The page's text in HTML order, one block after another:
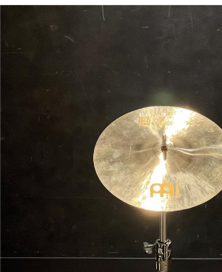
ウ
キーボード 電
そ